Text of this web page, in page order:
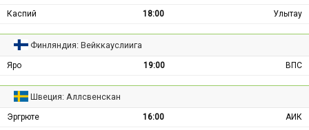
Каспий
18:00 Улытау
Финляндия: Вейккауслиига
Яро 19:00 ВПС
Швеция: Аллсвенскан
Эргрюте 16:00
АИК